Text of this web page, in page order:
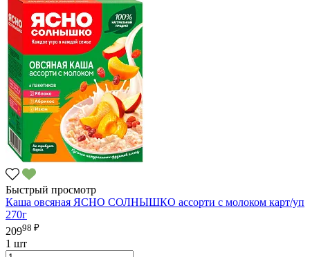
Быстрый просмотр
Каша овсяная ЯСНО СОЛНЫШКО ассорти с молоком карт/уп
270г
20998 ₽
1 шт